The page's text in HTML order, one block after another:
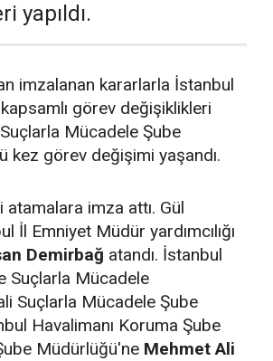
yapıldı.
imzalanan kararlarla İstanbul
görev değişiklikleri
Mücadele Şube
kez görev değişimi yaşandı.
atamalara imza attı. Gül
İl Emniyet Müdür yardımcılığı
Demirbağ atandı. İstanbul
Suçlarla Mücadele
Suçlarla Mücadele Şube
Havalimanı Koruma Şube
Müdürlüğü'ne Mehmet Ali